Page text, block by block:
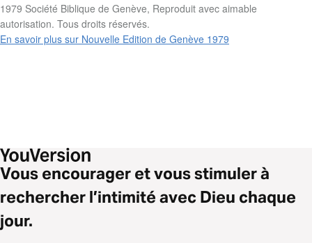
1979 Société Biblique de Genève, Reproduit avec aimable
autorisation. Tous droits réservés.
En savoir plus sur Nouvelle Edition de Genève 1979
Vous encourager et vous stimuler à
rechercher l’intimité avec Dieu chaque
jour.